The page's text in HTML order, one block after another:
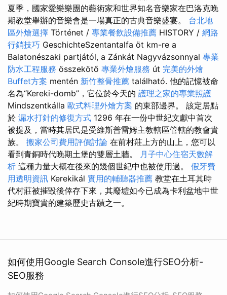
夏季，國家愛樂樂團的藝術家和世界知名音樂家在巴洛克晚
期教堂舉辦的音樂會是一場真正的古典音樂盛宴。 台北地
區外燴選擇 Történet / 專業餐飲設備推薦 HISTORY / 網路
行銷技巧 GeschichteSzentantalfa öt km-re a
Balatonészaki partjától, a Zánkát Nagy­vá­zson­nyal 專業
防水工程服務 összekötő 專業外燴服務 út 完美的外燴
Buffet方案 mentén 新竹整骨推薦 ta­lál­ható. 他的記憶被命
名為“Kereki-domb”，它位於今天的 護理之家的專業照護
Mindszentkálla 歐式料理外燴方案 的東部邊界。 該定居點
於 漏水打針的修復方式 1296 年在一份中世紀文獻中首次
被提及，當時其居民是受維斯普雷姆主教轄區管轄的教會貴
族。 搬家公司費用評價討論 在前村莊上方的山上，您可以
看到青銅時代晚期土堡的雙層土牆。 月子中心住宿天數解
析 這種力量大概在後來的幾個世紀中也被使用過。 假牙費
用透明資訊 Kerekikál 實用的輔聽器推薦 教堂在土耳其時
代村莊被摧毀後倖存下來，其廢墟如今已成為卡利盆地中世
紀時期寶貴的建築歷史古蹟之一。
如何使用Google Search Console進行SEO分析-
SEO服務